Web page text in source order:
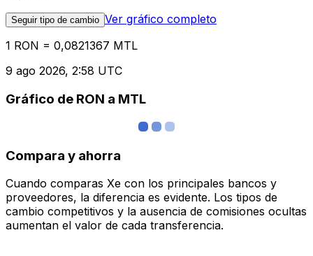
Seguir tipo de cambio Ver gráfico completo
1 RON = 0,0821367 MTL
9 ago 2026, 2:58 UTC
Gráfico de RON a MTL
Compara y ahorra
Cuando comparas Xe con los principales bancos y
proveedores, la diferencia es evidente. Los tipos de
cambio competitivos y la ausencia de comisiones ocultas
aumentan el valor de cada transferencia.